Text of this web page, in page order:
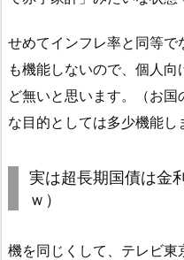
せめてインフレ率と同等で
も機能しないので、個人
ど無いと思います。（お
な目的としては多少機能し
実は超長期国債は金
ｗ）
機を同じくして、テレビ